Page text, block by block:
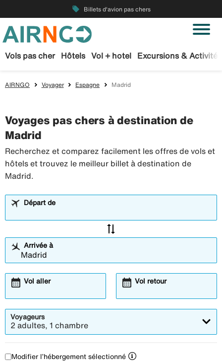
local_offer Billets d'avion pas chers
Vols pas cher Hôtels Vol + hotel Excursions & Activités
AIRNGO Voyager Espagne Madrid
Voyages pas chers à destination de
Madrid
Recherchez et comparez facilement les offres de vols et
hôtels et trouvez le meilleur billet à destination de
Madrid.
Départ de
sync_alt
Arrivée à
Vol aller
calendar_month Vol retour
calendar_month
Voyageurs
2 adultes, 1 chambre
Modifier l’hébergement sélectionné